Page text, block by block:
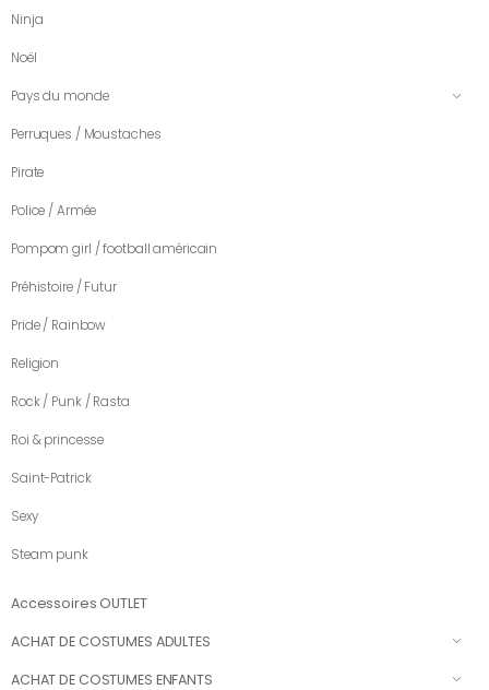
Ninja
Noël
Pays du monde
Perruques / Moustaches
Pirate
Police / Armée
Pompom girl / football américain
Préhistoire / Futur
Pride / Rainbow
Religion
Rock / Punk / Rasta
Roi & princesse
Saint-Patrick
Sexy
Steam punk
Accessoires OUTLET
ACHAT DE COSTUMES ADULTES
ACHAT DE COSTUMES ENFANTS